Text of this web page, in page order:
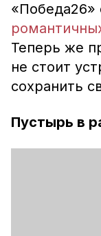
«Победа26»
Теперь же
не стоит
сохранить
Пустырь в